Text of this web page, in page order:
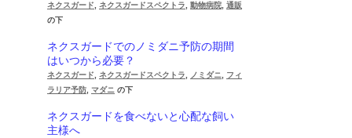
ネクスガード, ネクスガードスペクトラ, 動物病院, 通販
の下
ネクスガードでのノミダニ予防の期間
はいつから必要？
ネクスガード, ネクスガードスペクトラ, ノミダニ, フィ
ラリア予防, マダニ の下
ネクスガードを食べないと心配な飼い
主様へ